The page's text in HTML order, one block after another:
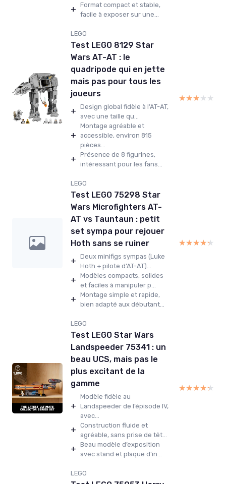
+ Format compact et stable,
facile à exposer sur une...
LEGO
Test LEGO 8129 Star
Wars AT-AT : le
quadripode qui en jette
mais pas pour tous les
joueurs
+ Design global fidèle à l’AT-AT,
avec une taille qu...
+
Montage agréable et
accessible, environ 815
pièces...
+ Présence de 8 figurines,
intéressant pour les fans...
★★★★★
★★★★★
LEGO
Test LEGO 75298 Star
Wars Microfighters AT-
AT vs Tauntaun : petit
set sympa pour rejouer
Hoth sans se ruiner
+ Deux minifigs sympas (Luke
Hoth + pilote d’AT-AT)...
+ Modèles compacts, solides
et faciles à manipuler p...
+ Montage simple et rapide,
bien adapté aux débutant...
★★★★★
★★★★★
LEGO
Test LEGO Star Wars
Landspeeder 75341 : un
beau UCS, mais pas le
plus excitant de la
gamme
+
Modèle fidèle au
Landspeeder de l’épisode IV,
avec...
+ Construction fluide et
agréable, sans prise de têt...
+ Beau modèle d’exposition
avec stand et plaque d’in...
★★★★★
★★★★★
LEGO